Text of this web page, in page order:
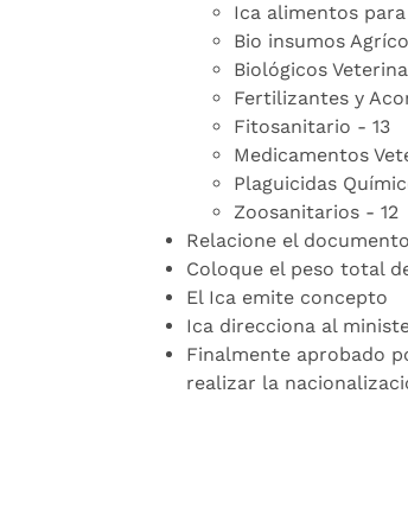
Ica alimentos
Bio insumos
Biológicos
Fertilizantes y
Fitosanitario - 13
Medicamentos
Plaguicidas
Zoosanitarios - 12
Relacione el
Coloque el peso total
El Ica emite concepto
Ica direcciona al
Finalmente aprobado
realizar la